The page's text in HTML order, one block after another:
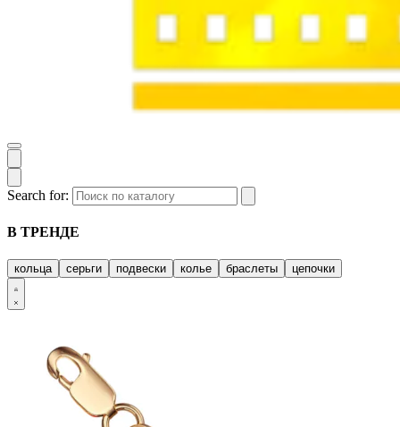
Search for:
В ТРЕНДЕ
кольца серьги подвески колье браслеты цепочки